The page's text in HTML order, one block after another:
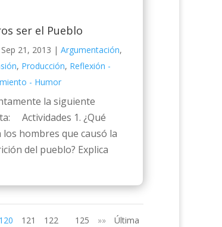
ser el Pueblo
Sep 21, 2013 | Argumentación,
, Producción, Reflexión -
- Humor
la siguiente
Actividades 1. ¿Qué
los hombres que causó la
del pueblo? Explica
120 121 122 125 »» Última